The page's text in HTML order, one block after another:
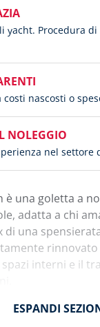
yacht. Procedura
costi nascosti o
NOLEGGIO
nel settore
è una goletta a
adatta a chi
di una
interni e il
e aria
ESPANDI